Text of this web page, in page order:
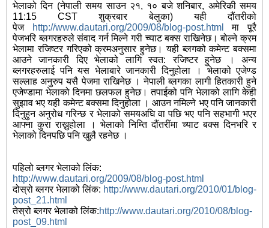
भेलाको दिन (नेपाली समय साउन २१, १० बजे शनिबार, अमेरिकी समय
11:15 CST शुक्रबार बेलुका) यही दौंतरीको
पेज
http://www.dautari.org/2009/08/blog-post.html
मा पूरै
पेजभरि ब्लगरहरुले संवाद गर्न मिल्ने गरी च्याट बक्स राखिनेछ। बोल्ने क्रम
भेलामा रजिष्टर गरिएको क्रमअनुसार हुनेछ। यही ब्लगको कमेन्ट बक्समा
आउने जानकारी दिए भेलाको लागि स्वत: रजिष्टर हुनेछ । अन्य
ब्लगरहरुलाई पनि यस भेलाबारे जानकारी दिनुहोला । भेलाको एजेण्ड
सल्लाह अनुरुप यसै पेजमा राखिनेछ । नेपाली ब्लगका लागी हितकारी हुने
एजेण्डामा भेलाको दिनमा छलफल हुनेछ। तपाईको पनि भेलाको लागि केही
सुझाव भए यही कमेन्ट बक्समा दिनुहोला । आउन नमिल्ने भए पनि जानकारी
दिनुहुन अनुरोध गरिन्छ र भेलाको समयअघि वा पछि भए पनि सहभागी भएर
आफ्ना कुरा राख्नुहोला । भेलाको निम्ति दौंतरींमा च्याट बक्स दिनभरि र
भेलाको दिनपछि पनि खुलै रहनेछ ।
पहिलो ब्लगर भेलाको लिंक:
http://www.dautari.org/2009/08/blog-post.html
दोस्रो ब्लगर भेलाको लिंक: http://www.dautari.org/2010/01/blog-
post_21.html
तेस्रो ब्लगर भेलाको लिंक:http://www.dautari.org/2010/08/blog-
post_09.html